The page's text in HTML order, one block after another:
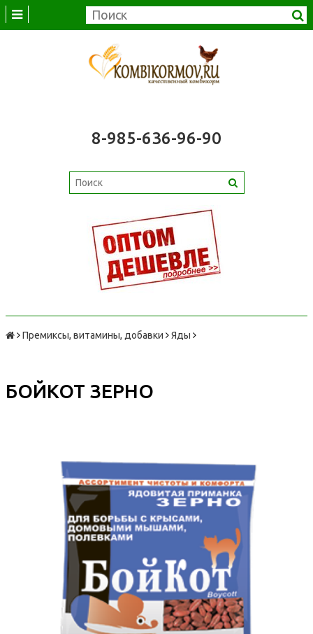
8-985-636-96-90
Премиксы, витамины, добавки Яды
БОЙКОТ ЗЕРНО